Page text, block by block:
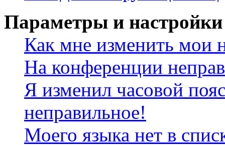
Параметры и настройки
Как мне изменить мои
На конференции
Я изменил часовой
неправильное!
Моего языка нет в